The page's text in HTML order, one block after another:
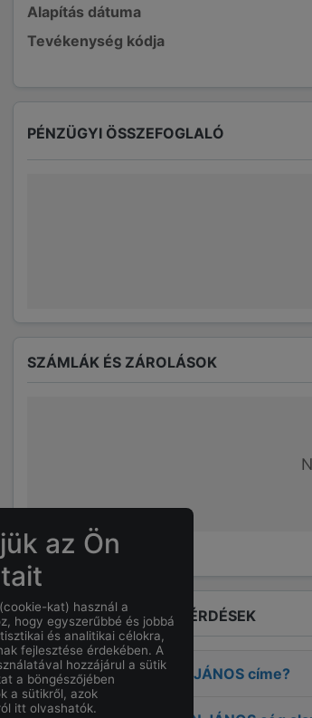
Alapítás dátuma
Tevékenység kódja
PÉNZÜGYI ÖSSZEFOGLALÓ
SZÁMLÁK ÉS ZÁROLÁSOK
GYAKRAN ISMÉTELT KÉRDÉSEK
MiBUKITS ZOLTÁN JÁNOS címe?
az Ön
kat) használ a
hogy egyszerűbbé és jobbá
és analitikai célokra,
fejlesztése érdekében. A
hozzájárul a sütik
a böngészőjében
a sütikről, azok
itt olvashatók.